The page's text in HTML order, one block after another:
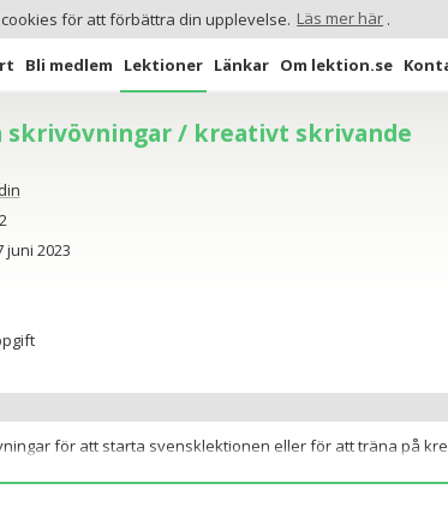
för att förbättra din upplevelse. Läs mer här .
Bli medlem Lektioner Länkar Om lektion.se
skrivövningar / kreativt skrivande
juni 2023
för att starta svensklektionen eller för att träna på